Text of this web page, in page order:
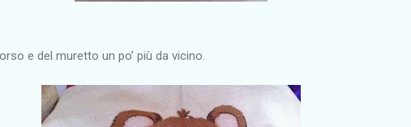
e del muretto un po’ più da vicino.